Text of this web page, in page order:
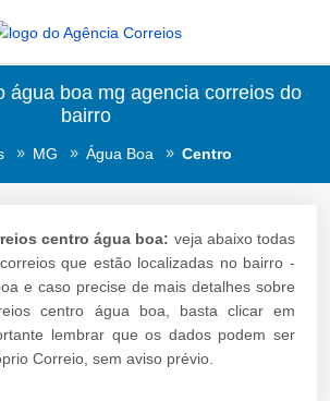
água boa mg agencia correios do
bairro
MG Água Boa Centro
centro água boa: veja abaixo todas
que estão localizadas no bairro -
e caso precise de mais detalhes sobre
centro água boa, basta clicar em
lembrar que os dados podem ser
Correio, sem aviso prévio.